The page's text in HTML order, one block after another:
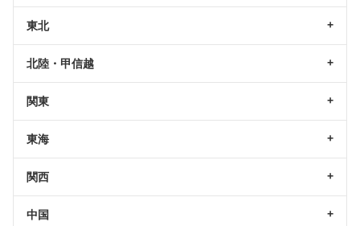
東北
北陸・甲信越
関東
東海
関西
中国